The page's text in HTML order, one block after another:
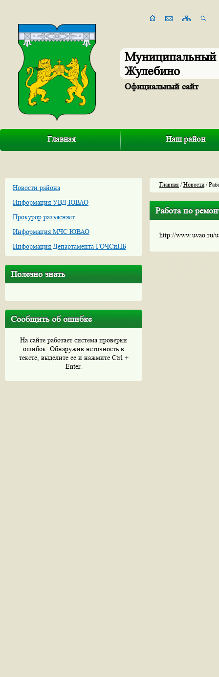
Муниципальный
Жулебино
Официальный сайт
Главная Наш район
Новости района
Информация УВД ЮВАО
Прокурор разъясняет
Информация МЧС ЮВАО
Информация Департамента ГОЧСиПБ
Полезно знать
Сообщить об ошибке
На сайте работает система проверки
ошибок. Обнаружив неточность в
тексте, выделите ее и нажмите Ctrl +
Enter.
Главная /Новости/
Работа по
http://www.uvao.ru/